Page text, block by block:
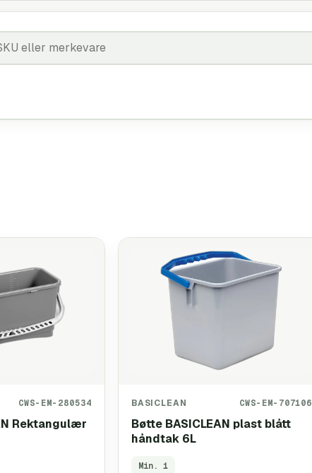
CWS-EM-280534
Rektangulær
BASICLEAN CWS-EM-707106
Bøtte BASICLEAN plast blått
håndtak 6L
Min. 1